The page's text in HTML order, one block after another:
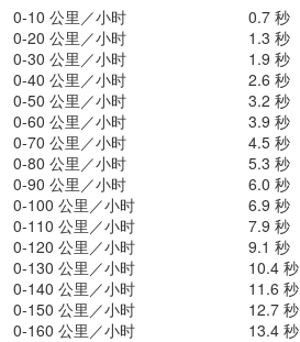
0-10 公里／小时
0.7 秒
0-20 公里／小时
1.3 秒
0-30 公里／小时
1.9 秒
0-40 公里／小时
2.6 秒
0-50 公里／小时
3.2 秒
0-60 公里／小时
3.9 秒
0-70 公里／小时
4.5 秒
0-80 公里／小时
5.3 秒
0-90 公里／小时
6.0 秒
0-100 公里／小时
6.9 秒
0-110 公里／小时
7.9 秒
0-120 公里／小时
9.1 秒
0-130 公里／小时
10.4 秒
0-140 公里／小时
11.6 秒
0-150 公里／小时
12.7 秒
0-160 公里／小时
13.4 秒